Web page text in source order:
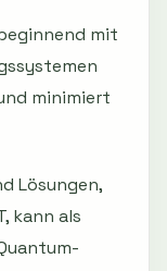
mit
minimiert
Lösungen,
kann als